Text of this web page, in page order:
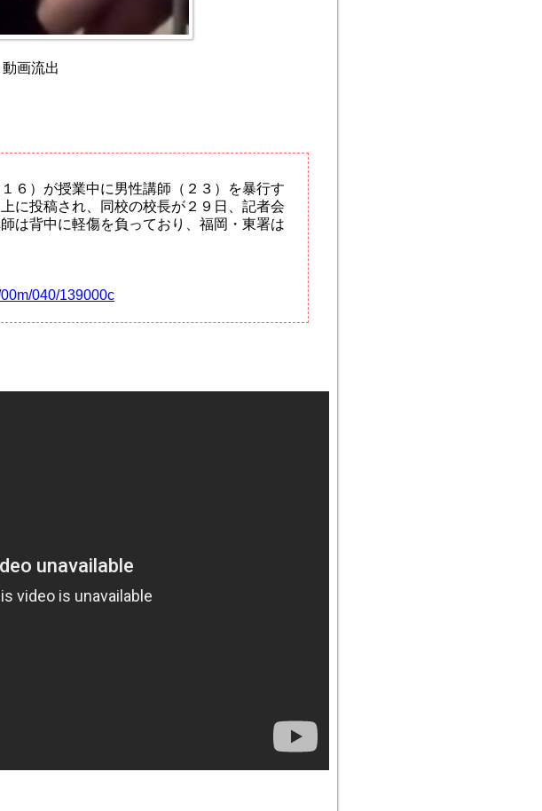
画流出
６）が授業中に男性講師（２３）を暴行す
に投稿され、同校の校長が２９日、記者会
は背中に軽傷を負っており、福岡・東署は
040/139000c